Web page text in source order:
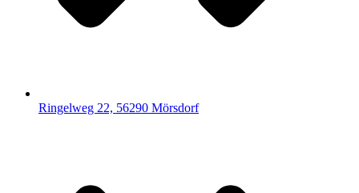
Ringelweg 22, 56290 Mörsdorf